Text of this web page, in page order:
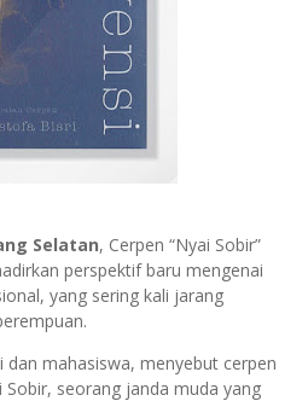
Selatan, Cerpen “Nyai Sobir”
perspektif baru mengenai
yang sering kali jarang
mahasiswa, menyebut cerpen
seorang janda muda yang